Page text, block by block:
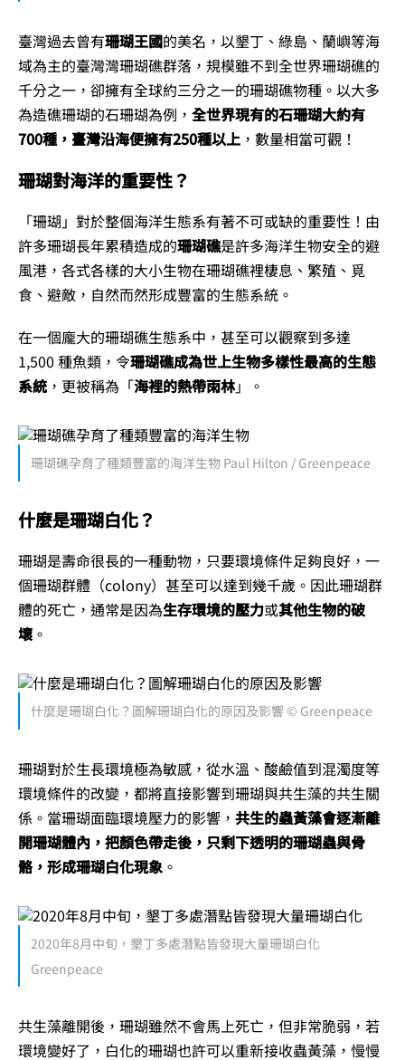
臺灣過去曾有珊瑚王國的美名，以墾丁、綠島、蘭嶼等海
域為主的臺灣灣珊瑚礁群落，規模雖不到全世界珊瑚礁的
千分之一，卻擁有全球約三分之一的珊瑚礁物種。以大多
為造礁珊瑚的石珊瑚為例， 全世界現有的石珊瑚大約有
700種，臺灣沿海便擁有250種以上 ，數量相當可觀！
珊瑚對海洋的重要性？
「珊瑚」對於整個海洋生態系有著不可或缺的重要性！由
許多珊瑚長年累積造成的珊瑚礁是許多海洋生物安全的避
風港，各式各樣的大小生物在珊瑚礁裡棲息、繁殖、覓
食、避敵，自然而然形成豐富的生態系統。
在一個龐大的珊瑚礁生態系中，甚至可以觀察到多達
1,500 種魚類，令珊瑚礁成為世上生物多樣性最高的生態
系統 ，更被稱為「海裡的熱帶雨林」。
珊瑚礁孕育了種類豐富的海洋生物 Paul Hilton / Greenpeace
什麼是珊瑚白化？
珊瑚是壽命很長的一種動物，只要環境條件足夠良好，一
個珊瑚群體（colony）甚至可以達到幾千歲。因此珊瑚群
體的死亡，通常是因為生存環境的壓力或其他生物的破
壞 。
什麼是珊瑚白化？圖解珊瑚白化的原因及影響 © Greenpeace
珊瑚對於生長環境極為敏感，從水溫、酸鹼值到混濁度等
環境條件的改變，都將直接影響到珊瑚與共生藻的共生關
係。當珊瑚面臨環境壓力的影響， 共生的蟲黃藻會逐漸離
開珊瑚體內，把顏色帶走後，只剩下透明的珊瑚蟲與骨
骼，形成珊瑚白化現象 。
2020年8月中旬，墾丁多處潛點皆發現大量珊瑚白化
Greenpeace
共生藻離開後，珊瑚雖然不會馬上死亡，但非常脆弱，若
環境變好了，白化的珊瑚也許可以重新接收蟲黃藻，慢慢